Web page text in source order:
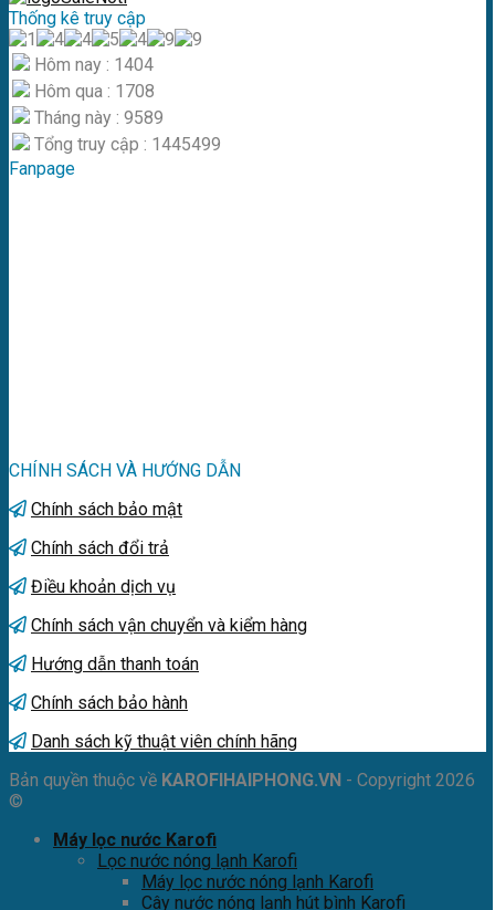
Thống kê truy cập
Hôm nay : 1404
Hôm qua : 1708
Tháng này : 9589
Tổng truy cập : 1445499
Fanpage
CHÍNH SÁCH VÀ HƯỚNG DẪN
Chính sách bảo mật
Chính sách đổi trả
Điều khoản dịch vụ
Chính sách vận chuyển và kiểm hàng
Hướng dẫn thanh toán
Chính sách bảo hành
Danh sách kỹ thuật viên chính hãng
Bản quyền thuộc về KAROFIHAIPHONG.VN - Copyright 2026
©
Máy lọc nước Karofi
Lọc nước nóng lạnh Karofi
Máy lọc nước nóng lạnh Karofi
Cây nước nóng lạnh hút bình Karofi